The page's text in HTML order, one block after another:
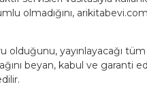
olmadığını,
olduğunu, yayınlayacağı
beyan, kabul ve